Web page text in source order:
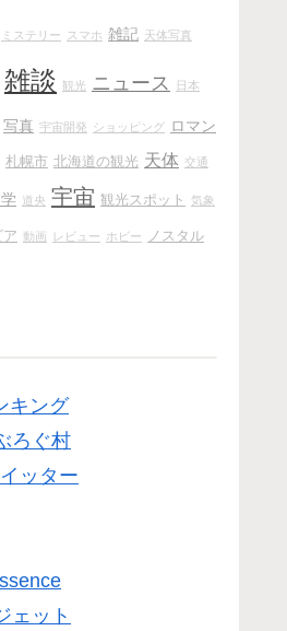
ミステリー スマホ 雑記 天体写真
雑談 観光 ニュース 日本
写真 宇宙開発 ショッピング ロマン
札幌市 北海道の観光 天体 交通
道央 宇宙 観光スポット 気象
ア 動画 レビュー ホビー ノスタル
キング
ろぐ村
ッター
ェット